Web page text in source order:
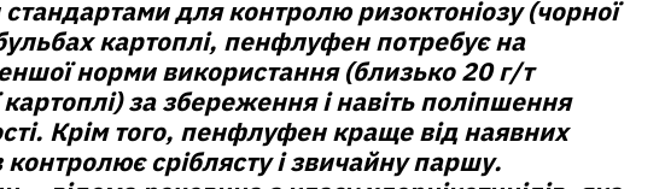
для контролю ризоктоніозу (чорної
картоплі, пенфлуфен потребує на
норми використання (близько 20 г/т
картоплі) за збереження і навіть поліпшення
Крім того, пенфлуфен краще від наявних
контролює сріблясту і звичайну паршу.